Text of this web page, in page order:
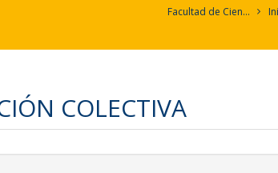
Facultad de Ciencias Experimentales
COLECTIVA